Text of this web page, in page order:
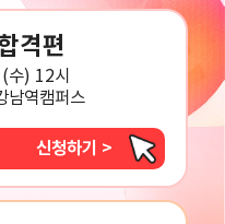
격편
수) 12시
남역캠퍼스
신청하기 >